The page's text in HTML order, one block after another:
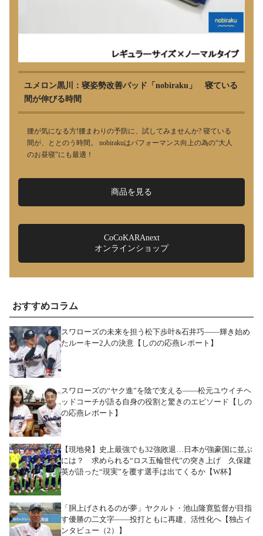
ユメロン黒川：寝姿勢改善パッド「nobiraku」 寝ている
間が伸びる時間
腰が気になる方!腰まわりの予防に、試してみませんか? 寝ている
間が、ととのう時間。 nobirakuはパフォーマンス向上の為の“大人
のお昼寝”にも最適！
商品を見る
CoCoKARAnext
オンラインショップ
おすすめコラム
スワローズの未来を担う松下歩叶&石井巧――輝き始め
たルーキー2人の決意【しのの応燕レポート】
スワローズの“ヤク進”を陰で支える――松元ユウイチヘ
ッドコーチが語る自身の役割と驚きのエピソード【しの
の応燕レポート】
【現地発】史上最強でも32強敗退…日本が強豪国に並ぶ
には？ 求められる“ロス五輪世代”の突き上げ 久保建
英が語った“現実”を覆す選手は出てくるか【W杯】
「胴上げされるのが夢」ヤクルト・池山隆寛監督が目指
す優勝の二文字――投打ともに再建、活性化へ【独占イ
ンタビュー（2）】